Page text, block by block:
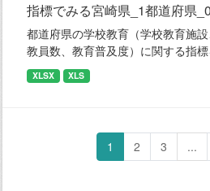
指標でみる宮崎県_1都道府県
都道府県の学校教育（学校教育施設
教員数、教育普及度）に関する指
XLSX XLS
1 2 3 ...